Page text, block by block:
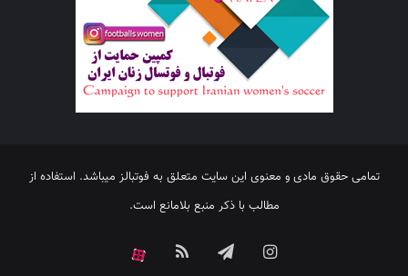
تمامی حقوق مادی و معنوی این سایت متعلق به فوتبالز میباشد. استفاده از
مطالب با ذکر منبع بلامانع است.
اینستاگرامتلگرام خوراک